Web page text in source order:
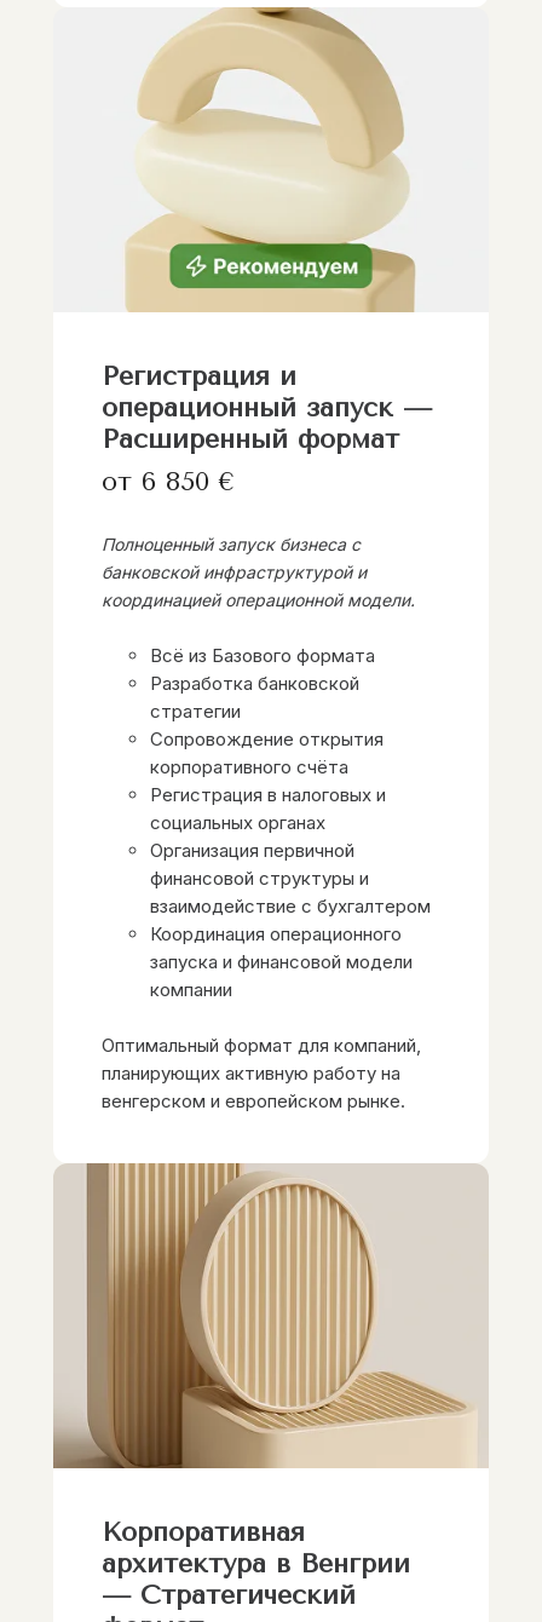
Регистрация и
операционный запуск —
Расширенный формат
от 6 850 €
Полноценный запуск бизнеса с
банковской инфраструктурой и
координацией операционной модели.
Всё из Базового формата
Разработка банковской
стратегии
Сопровождение открытия
корпоративного счёта
Регистрация в налоговых и
социальных органах
Организация первичной
финансовой структуры и
взаимодействие с бухгалтером
Координация операционного
запуска и финансовой модели
компании
Оптимальный формат для компаний,
планирующих активную работу на
венгерском и европейском рынке.
Корпоративная
архитектура в Венгрии
— Стратегический